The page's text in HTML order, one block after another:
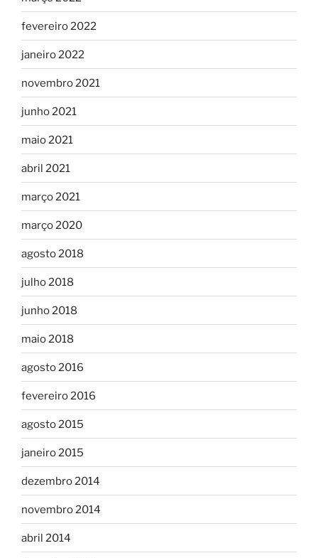
fevereiro 2022
janeiro 2022
novembro 2021
junho 2021
maio 2021
abril 2021
março 2021
março 2020
agosto 2018
julho 2018
junho 2018
maio 2018
agosto 2016
fevereiro 2016
agosto 2015
janeiro 2015
dezembro 2014
novembro 2014
abril 2014